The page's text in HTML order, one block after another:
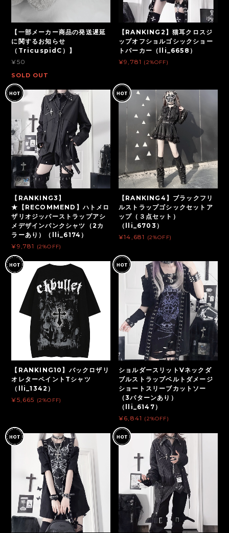
【一部メーカー商品の発送遅延
に関するお知らせ
（TricuspidC）】
¥50
SOLD OUT
【RANKING2】猫耳クロスジ
ップオフショルゴシックショー
トパーカー（lli_6658）
¥9,781 (2%OFF)
【RANKING3】
★【RECOMMEND】ハトメロ
ザリオジッパーストラップアシ
メデザインパンクシャツ（2カ
ラーあり）（lli_6174）
¥9,781
(2%OFF)
【RANKING4】ブラックフリ
ルストラップゴシックセットア
ップ（３点セット）
（lli_6703）
¥14,681
(2%OFF)
【RANKING10】バックロザリ
オレターペイントTシャツ
（lli_1342）
¥5,665 (2%OFF)
ショルダースリットVネックダ
ブルストラップベルトダメージ
ショートスリーブカットソー
（3パターンあり）
（lli_6147）
¥6,841 (2%OFF)